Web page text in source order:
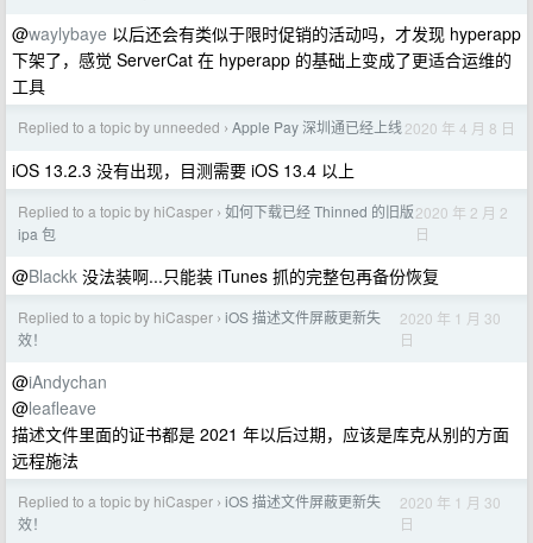
@waylybaye 以后还会有类似于限时促销的活动吗，才发现 hyperapp
下架了，感觉 ServerCat 在 hyperapp 的基础上变成了更适合运维的
工具
Replied to a topic by unneeded › Apple Pay 深圳通已经上线 2020 年 4 月 8 日
iOS 13.2.3 没有出现，目测需要 iOS 13.4 以上
Replied to a topic by hiCasper › 如何下载已经 Thinned 的旧版
ipa 包
2020 年 2 月 2
日
@Blackk 没法装啊...只能装 iTunes 抓的完整包再备份恢复
Replied to a topic by hiCasper › iOS 描述文件屏蔽更新失
效！
2020 年 1 月 30
日
@iAndychan
@leafleave
描述文件里面的证书都是 2021 年以后过期，应该是库克从别的方面
远程施法
Replied to a topic by hiCasper › iOS 描述文件屏蔽更新失
效！
2020 年 1 月 30
日